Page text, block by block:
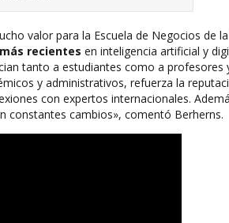
valor para la Escuela de Negocios de
recientes en inteligencia artificial y
tanto a estudiantes como a profesores
y administrativos, refuerza la
con expertos internacionales.
constantes cambios», comentó Berherns.